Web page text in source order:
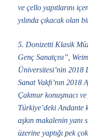
ve çello yapıtlarını
yılında çıkacak olan
5. Donizetti Klasik
Genç Sanatçısı”,
Üniversitesi’nin
Sanat Vakfı’nın
Çakmur konuşmacı
Türkiye’deki Andante
aşkın makalenin yanı
üzerine yaptığı pek